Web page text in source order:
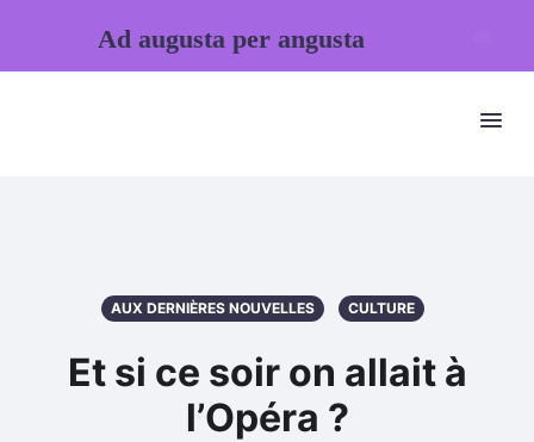
AUX DERNIÈRES NOUVELLES CULTURE
Et si ce soir on allait à
l’Opéra ?
Ad augusta per angusta